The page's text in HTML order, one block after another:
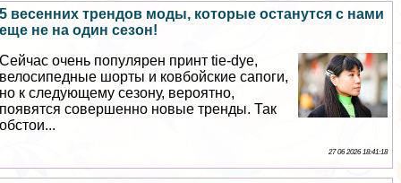
5 весенних трендов моды, которые останутся с нами
еще не на один сезон!
Сейчас очень популярен принт tie-dye,
велосипедные шорты и ковбойские сапоги,
но к следующему сезону, вероятно,
появятся совершенно новые тренды. Так
обстои...
27 06 2026 18:41:18